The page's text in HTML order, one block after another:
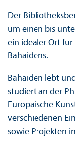
Der
um einen bis
ein idealer Ort für
Bahaidens.
Bahaiden lebt
studiert an der
Europäische
verschiedenen
sowie Projekten